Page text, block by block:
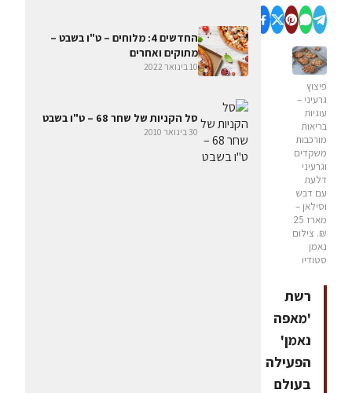
פיצוץ
גרעיני –
עוגיות
בריאות
מורכבות
משקדים
וגרעיני
דלעת
עם דבש
וסילאן –
מארז 25
₪. צילום
נאמן
סטודיו
רשת
'מאפה
נאמן'
הפעילה
בעולם
החדשים 4: מלוחים – ט"ו בשבט –
מתוקים ואחרים
10 בינואר 2022
סל הקניות של שחר 68 – ט"ו בשבט
30 בינואר 2010